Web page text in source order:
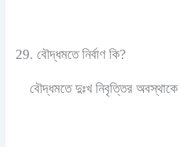
29. বৌদ্ধমতে নির্বাণ কি?
বৌদ্ধমতে দুঃখ নিবৃত্তির